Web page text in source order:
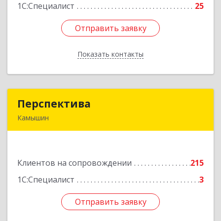
1С:Специалист
25
Отправить заявку
Показать контакты
Отправить заявку
Назад
Перспектива
Камышин
Клиентов на сопровождении
215
1С:Специалист
3
Отправить заявку
Подробнее
Отправить заявку